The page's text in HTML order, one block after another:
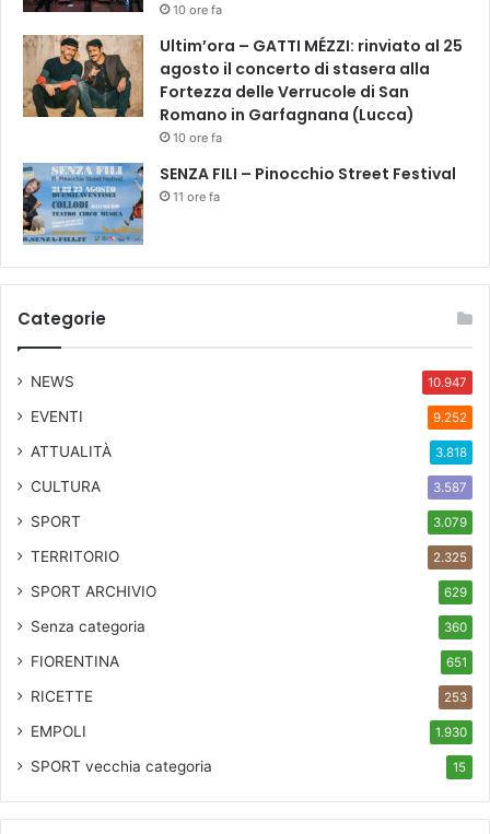
10 ore fa
Ultim’ora – GATTI MÉZZI: rinviato al 25
agosto il concerto di stasera alla
Fortezza delle Verrucole di San
Romano in Garfagnana (Lucca)
10 ore fa
SENZA FILI – Pinocchio Street Festival
11 ore fa
Categorie
NEWS 10.947
EVENTI 9.252
ATTUALITÀ 3.818
CULTURA 3.587
SPORT 3.079
TERRITORIO 2.325
SPORT ARCHIVIO 629
Senza categoria 360
FIORENTINA 651
RICETTE 253
EMPOLI 1.930
SPORT vecchia categoria 15